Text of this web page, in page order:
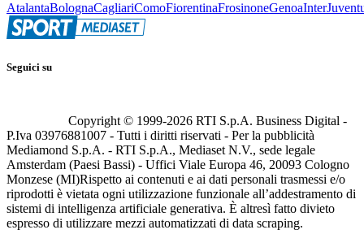
AtalantaBolognaCagliariComoFiorentinaFrosinoneGenoaInter
Seguici su
Copyright © 1999-2026 RTI S.p.A. Business Digital -
P.Iva 03976881007 - Tutti i diritti riservati - Per la pubblicità
Mediamond S.p.A. - RTI S.p.A., Mediaset N.V., sede legale
Amsterdam (Paesi Bassi) - Uffici Viale Europa 46, 20093 Cologno
Monzese (MI)Rispetto ai contenuti e ai dati personali trasmessi e/o
riprodotti è vietata ogni utilizzazione funzionale all’addestramento di
sistemi di intelligenza artificiale generativa. È altresì fatto divieto
espresso di utilizzare mezzi automatizzati di data scraping.